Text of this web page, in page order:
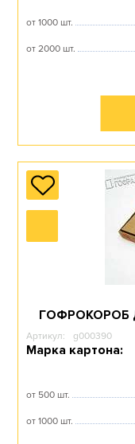
от 1000 шт.
от 2000 шт.
ГОФРОКОРОБ
Артикул: g000390
Марка картона:
от 500 шт.
от 1000 шт.